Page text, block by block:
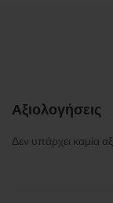
Αξιολογήσεις
Δεν υπάρχει καμία